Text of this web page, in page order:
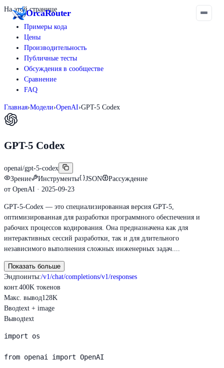
OrcaRouter
На этой странице
Примеры кода
Цены
Производительность
Публичные тесты
Обсуждения в сообществе
Сравнение
FAQ
Главная›Модели›OpenAI›GPT-5 Codex
GPT-5 Codex
openai/gpt-5-codex
Зрение
Инструменты JSON
Рассуждение
от OpenAI · 2025-09-23
GPT-5-Codex — это специализированная версия GPT-5,
оптимизированная для разработки программного обеспечения и
рабочих процессов кодирования. Она предназначена как для
интерактивных сессий разработки, так и для длительного
независимого выполнения сложных инженерных задач....
Показать больше
Эндпоинты:/v1/chat/completions/v1/responses
конт. 400K токенов
Макс. вывод128K
Вводtext + image
Выводtext
import os
from openai import OpenAI